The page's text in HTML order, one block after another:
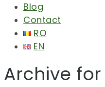
Blog
Contact
RO
EN
Archive